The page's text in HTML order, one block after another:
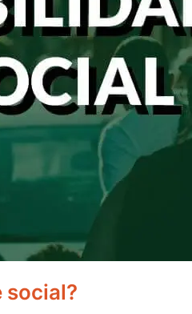
social?